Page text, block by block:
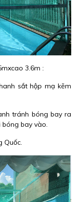
3.6m :
sắt hộp mạ kẽm
tránh bóng bay ra
bóng bay vào.
Quốc.